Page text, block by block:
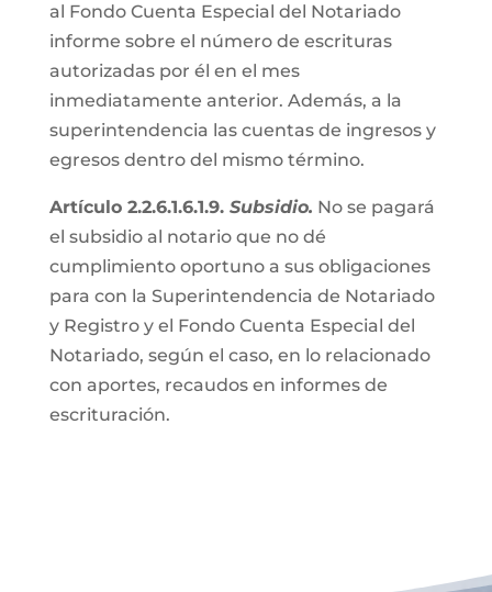
al Fondo Cuenta Especial del Notariado
informe sobre el número de escrituras
autorizadas por él en el mes
inmediatamente anterior. Además, a la
superintendencia las cuentas de ingresos y
egresos dentro del mismo término.
Artículo 2.2.6.1.6.1.9. Subsidio. No se pagará
el subsidio al notario que no dé
cumplimiento oportuno a sus obligaciones
para con la Superintendencia de Notariado
y Registro y el Fondo Cuenta Especial del
Notariado, según el caso, en lo relacionado
con aportes, recaudos en informes de
escrituración.